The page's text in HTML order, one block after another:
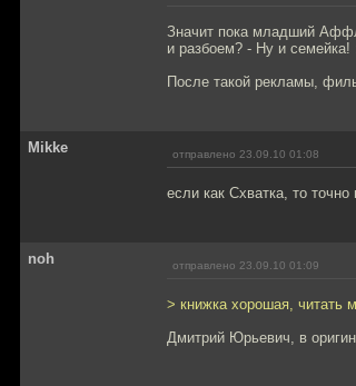
Значит пока младший
и разбоем? - Ну и семейка!
После такой рекламы,
Mikke отправлено 23.09.10 01:08
если как Схватка, то точно
noh отправлено 23.09.10 01:09
> книжка хорошая, читать
Дмитрий Юрьевич, в